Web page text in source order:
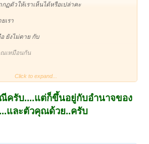
ตัวให้เราเห็นได้หรือเปล่าคะ
เรา
ยังไม่ตาย กับ
เหมือนกัน
Click to expand...
ครับ....แต่ก็ขึ้นอยู่กับอำนาจของ
และตัวคุณด้วย..ครับ